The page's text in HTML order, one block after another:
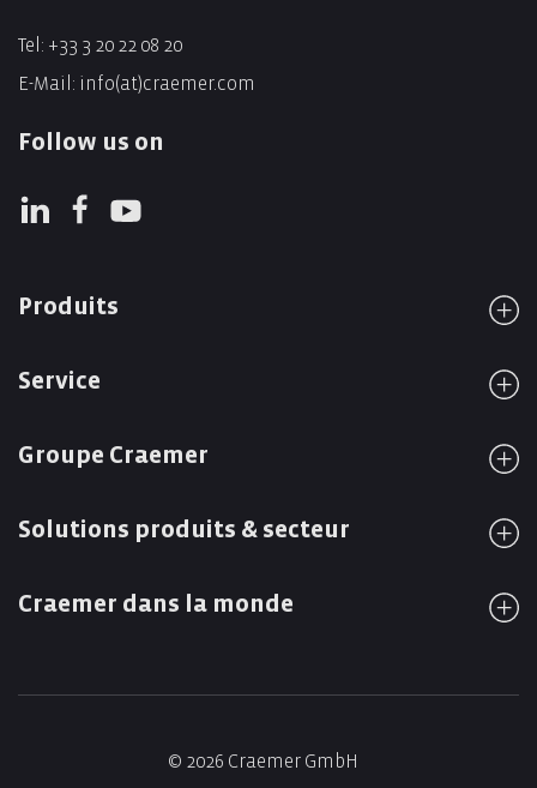
Tel: +33 3 20 22 08 20
E-Mail: info(at)craemer.com
Follow us on
Produits
Service
Groupe Craemer
Solutions produits & secteur
Craemer dans la monde
© 2026 Craemer GmbH